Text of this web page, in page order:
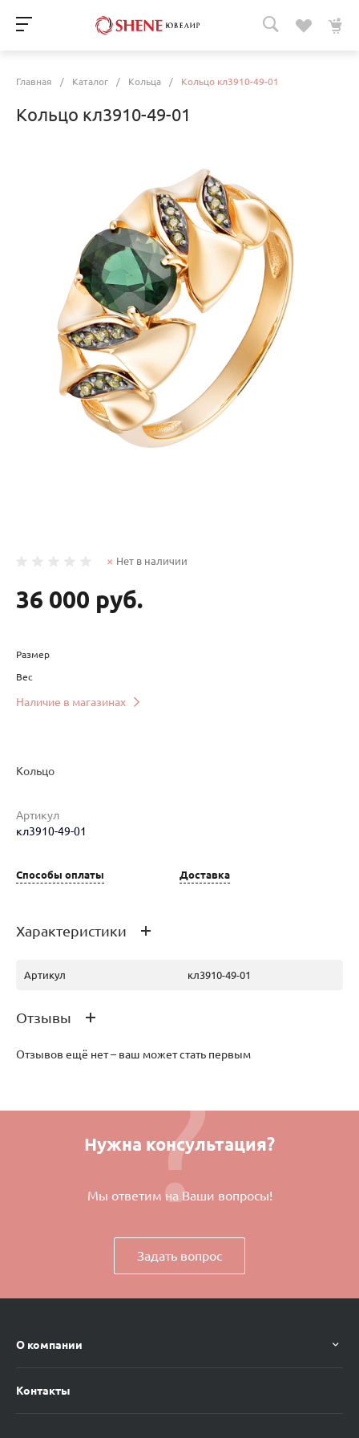
Главная / Каталог / Кольца / Кольцо кл3910-49-01
Кольцо кл3910-49-01
Нет в наличии
36 000 руб.
Размер
Вес
Наличие в магазинах
Наименование товара
Кольцо (29365562) 16.5
Кольцо
Артикул
кл3910-49-01
Способы оплаты Доставка
Характеристики
Артикул кл3910-49-01
Отзывы
Отзывов ещё нет – ваш может стать первым
Нужна консультация?
Мы ответим на Ваши вопросы!
Задать вопрос
О компании
Контакты